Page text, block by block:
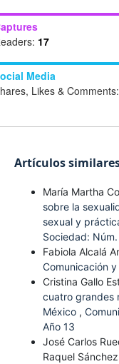
17
Media
Likes & Comments:
Artículos
María Martha
sobre la
sexual y
Sociedad:
Fabiola Alcalá
Comunicación
Cristina Gallo
cuatro grandes
México ,
Año 13
José Carlos
Raquel